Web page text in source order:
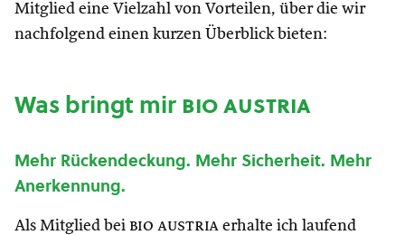
Mitglied eine Vielzahl von Vorteilen, über die wir
nachfolgend einen kurzen Überblick bieten:
Was bringt mirbio austria
Mehr Rückendeckung. Mehr Sicherheit. Mehr
Anerkennung.
Als Mitglied bei bio austria erhalte ich laufend